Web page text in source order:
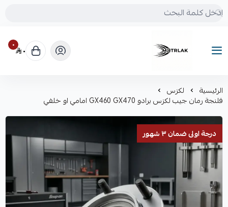
Motrlak
٠ ٠
الرئيسية لكزس
فلنجة رمان جيب لكزس برادو GX460 GX470 امامي او خلفي
درجة اولى ضمان ٣ شهور